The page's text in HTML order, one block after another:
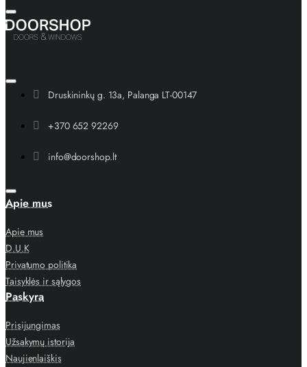
Druskininkų g. 13a, Palanga LT-00147
+370 652 92269
info@doorshop.lt
Apie mus
Apie mus
D.U.K
Privatumo politika
Taisyklės ir sąlygos
Paskyra
Prisijungimas
Užsakymų istorija
Naujienlaiškis